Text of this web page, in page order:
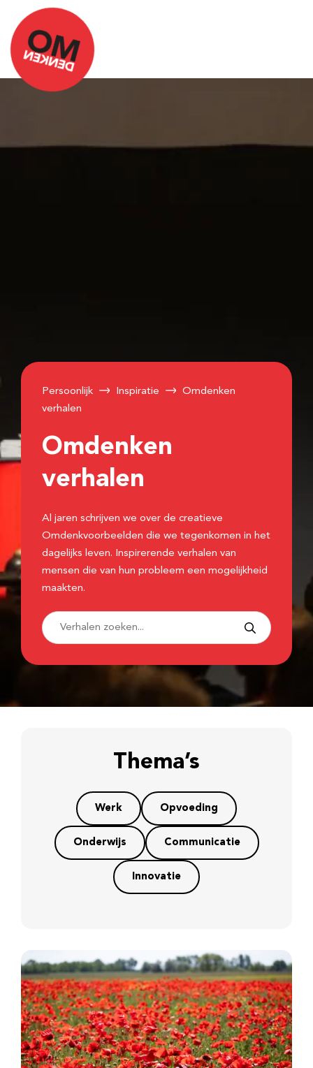
Persoonlijk Inspiratie
Omdenken
verhalen
Omdenken
verhalen
Al jaren schrijven we over de creatieve
Omdenkvoorbeelden die we tegenkomen in het
dagelijks leven. Inspirerende verhalen van
mensen die van hun probleem een mogelijkheid
maakten.
Thema’s
Werk Opvoeding
Onderwijs Communicatie
Innovatie